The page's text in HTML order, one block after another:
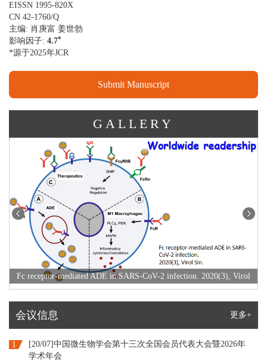
EISSN 1995-820X
CN 42-1760/Q
主编: 肖庚富 姜世勃
影响因子: 4.7*
*源于2025年JCR
Submit Manuscript
GALLERY
Fc receptor-mediated ADE in SARS-CoV-2 infection. 2020(3), Virol
Sin.
会议信息 更多+
1
[20/07]中国微生物学会第十三次全国会员代表大会暨2026年
学术年会